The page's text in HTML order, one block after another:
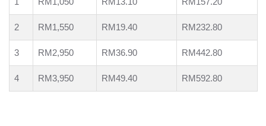
2 RM1,550 RM19.40 RM232.80
3 RM2,950 RM36.90 RM442.80
4 RM3,950 RM49.40 RM592.80